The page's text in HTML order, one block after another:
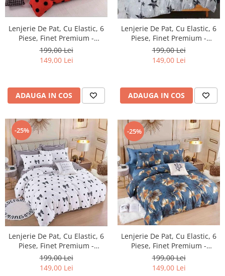
Lenjerie De Pat, Cu Elastic, 6
Piese, Finet Premium -
LPBF6PE5
199,00 Lei
149,00 Lei
ADAUGA IN COS
Lenjerie De Pat, Cu Elastic, 6
Piese, Finet Premium -
LPBF6PE8
199,00 Lei
149,00 Lei
ADAUGA IN COS
-25%
Lenjerie De Pat, Cu Elastic, 6
Piese, Finet Premium -
LPBF6PE10
199,00 Lei
149,00 Lei
-25%
Lenjerie De Pat, Cu Elastic, 6
Piese, Finet Premium -
LPBF6PE14
199,00 Lei
149,00 Lei